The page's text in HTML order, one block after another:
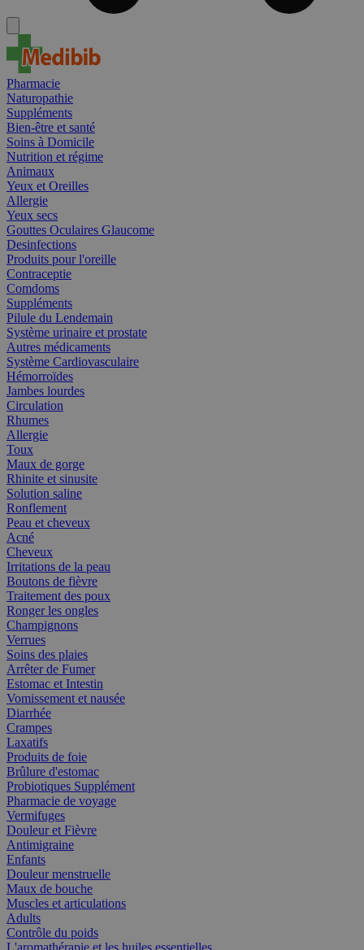
Pharmacie
Naturopathie
Suppléments
Bien-être et santé
Soins à Domicile
Nutrition et régime
Animaux
Yeux et Oreilles
Allergie
Yeux secs
Gouttes Oculaires Glaucome
Desinfections
Produits pour l'oreille
Contraceptie
Comdoms
Suppléments
Pilule du Lendemain
Système urinaire et prostate
Autres médicaments
Système Cardiovasculaire
Hémorroïdes
Jambes lourdes
Circulation
Rhumes
Allergie
Toux
Maux de gorge
Rhinite et sinusite
Solution saline
Ronflement
Peau et cheveux
Acné
Cheveux
Irritations de la peau
Boutons de fièvre
Traitement des poux
Ronger les ongles
Champignons
Verrues
Soins des plaies
Arrêter de Fumer
Estomac et Intestin
Vomissement et nausée
Diarrhée
Crampes
Laxatifs
Produits de foie
Brûlure d'estomac
Probiotiques Supplément
Pharmacie de voyage
Vermifuges
Douleur et Fièvre
Antimigraine
Enfants
Douleur menstruelle
Maux de bouche
Muscles et articulations
Adults
Contrôle du poids